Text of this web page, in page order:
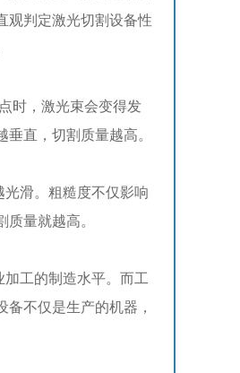
观判定激光切割设备性
时，激光束会变得发
直，切割质量越高。
滑。粗糙度不仅影响
量就越高。
工的制造水平。而工
不仅是生产的机器，